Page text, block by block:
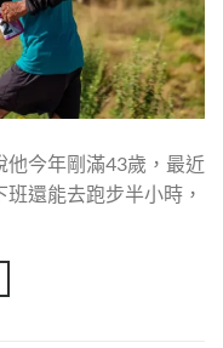
他今年剛滿43歲，最近
還能去跑步半小時，